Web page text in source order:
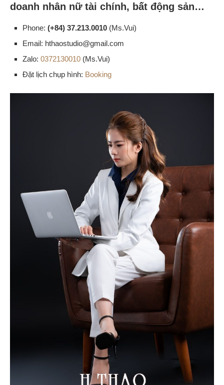
doanh nhân nữ tài chính, bất động sản…
Phone: (+84) 37.213.0010 (Ms.Vui)
Email: hthaostudio@gmail.com
Zalo: 0372130010 (Ms.Vui)
Đặt lịch chụp hình: Booking